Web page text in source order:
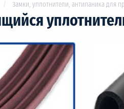
Замки, уплотнители, антипаника для